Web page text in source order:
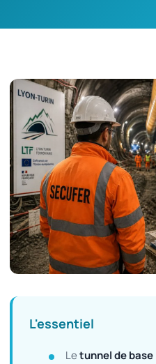
L'essentiel
Letunnel de base